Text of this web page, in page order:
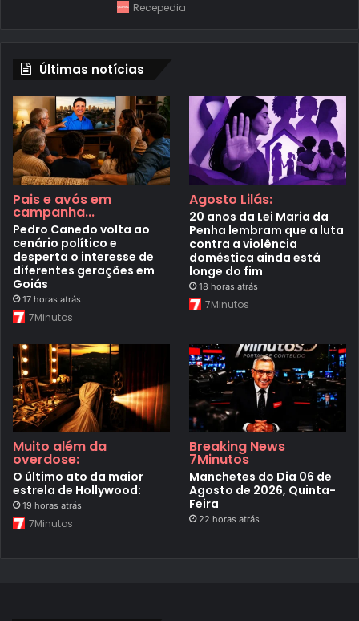
Recepedia
Últimas notícias
Pais e avós em
campanha...
Pedro Canedo volta ao
cenário político e
desperta o interesse de
diferentes gerações em
Goiás
17 horas atrás
7Minutos
Agosto Lilás:
20 anos da Lei Maria da
Penha lembram que a luta
contra a violência
doméstica ainda está
longe do fim
18 horas atrás
7Minutos
Muito além da
overdose:
O último ato da maior
estrela de Hollywood:
19 horas atrás
7Minutos
Breaking News
7Minutos
Manchetes do Dia 06 de
Agosto de 2026, Quinta-
Feira
22 horas atrás